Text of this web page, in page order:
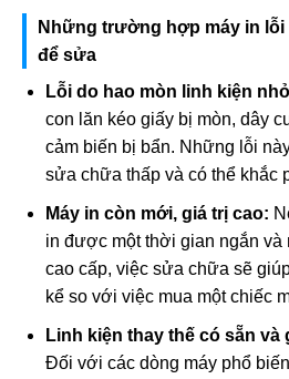
Những trường hợp máy in lỗi
để sửa
Lỗi do hao mòn linh kiện
con lăn kéo giấy bị mòn, dây
cảm biến bị bẩn. Những lỗi
sửa chữa thấp và có thể khắc
Máy in còn mới, giá trị cao:
in được một thời gian ngắn và
cao cấp, việc sửa chữa sẽ
kể so với việc mua một chiếc
Linh kiện thay thế có sẵn và
Đối với các dòng máy phổ